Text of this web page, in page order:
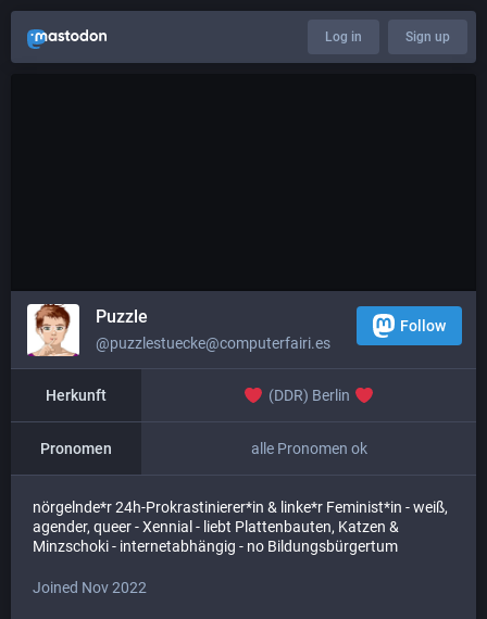
Log in Sign up
Puzzle
@puzzlestuecke@computerfairi.es
Follow
Herkunft (DDR) Berlin
Pronomen alle Pronomen ok
nörgelnde*r 24h-Prokrastinierer*in & linke*r Feminist*in - weiß,
agender, queer - Xennial - liebt Plattenbauten, Katzen &
Minzschoki - internetabhängig - no Bildungsbürgertum
Joined Nov 2022